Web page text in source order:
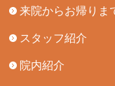
来院からお帰りま
スタッフ紹介
院内紹介